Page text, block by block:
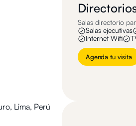
Salas directorio
Salas ejecutivas
Internet Wifi
Agenda tu visita